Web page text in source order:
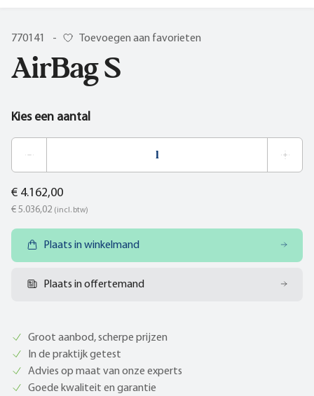
770141 - Toevoegen aan favorieten
AirBag S
Kies een aantal
€ 4.162,00
€ 5.036,02 (incl. btw)
Plaats in winkelmand
Plaats in offertemand
Groot aanbod, scherpe prijzen
In de praktijk getest
Advies op maat van onze experts
Goede kwaliteit en garantie